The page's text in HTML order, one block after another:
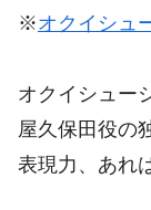
※オクイシュ
オクイシュー
屋久保田役の
表現力、あれ